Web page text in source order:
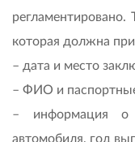
регламентировано.
которая должна
– дата и место
– ФИО и
– информация о
автомобиля, год